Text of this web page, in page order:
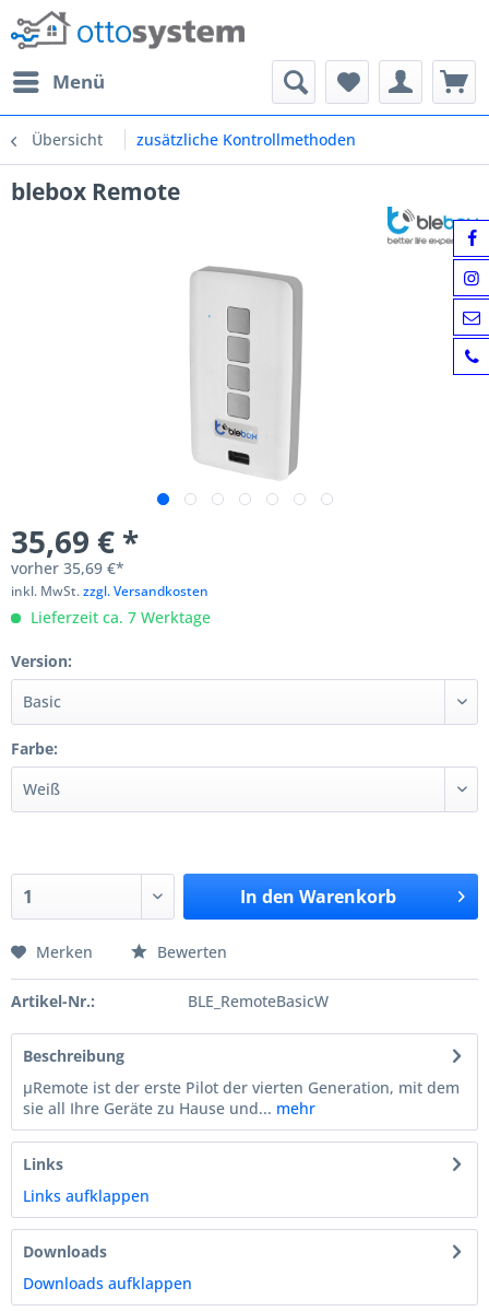
Menü
Übersicht zusätzliche Kontrollmethoden
blebox Remote
35,69 € *
vorher 35,69 €*
inkl. MwSt.zzgl. Versandkosten
Lieferzeit ca. 7 Werktage
Version:
Farbe:
In den Warenkorb
Merken Bewerten
Artikel-Nr.: BLE_RemoteBasicW
Beschreibung
µRemote ist der erste Pilot der vierten Generation, mit dem
sie all Ihre Geräte zu Hause und... mehr
Links
Links aufklappen
Downloads
Downloads aufklappen